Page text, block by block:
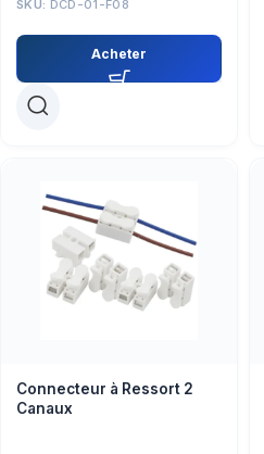
SKU: DCD-01-F08
Acheter
Connecteur à Ressort 2
Canaux